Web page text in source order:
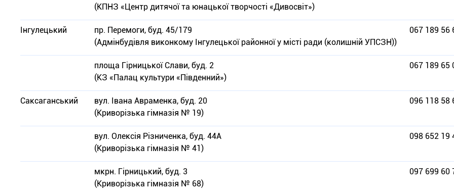
(КПНЗ «Центр дитячої та юнацької творчості «Дивосвіт»)
Інгулецький
пр. Перемоги, буд. 45/179
(Адмінбудівля виконкому Інгулецької районної у місті ради (колишній УПСЗН))
067 189 56
площа Гірницької Слави, буд. 2
(КЗ «Палац культури «Південний»)
067 189 65
Саксаганський
вул. Івана Авраменка, буд. 20
(Криворізька гімназія № 19)
096 118 58
вул. Олексія Різниченка, буд. 44А
(Криворізька гімназія № 41)
098 652 19
мкрн. Гірницький, буд. 3
(Криворізька гімназія № 68)
097 699 60